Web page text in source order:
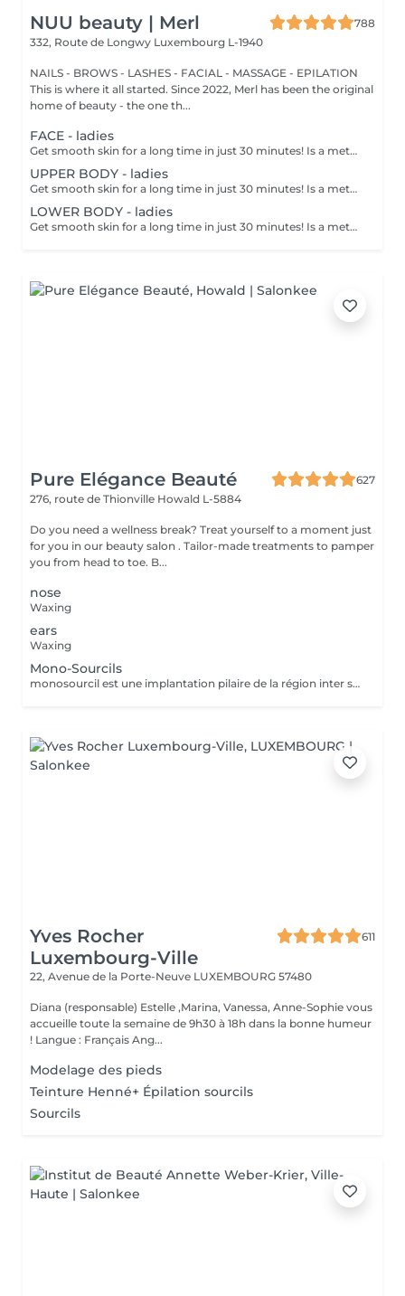
NUU beauty | Merl
788
332, Route de Longwy Luxembourg L-1940
NAILS - BROWS - LASHES - FACIAL - MASSAGE - EPILATION
This is where it all started. Since 2022, Merl has been the original
home of beauty - the one th...
FACE - ladies
Get smooth skin for a long time in just 30 minutes! Is a method of hair removal when your hair is pulled out with warm wax with the hair follicle. How is wax epilation done? - preparation is performed - wax is applied - depilation is performed - wax residue is removed Age restrictions: recommended to do from 14 years. Post procedure recommendations: do not take hot bath, do not visit sauna, do not swim in the pool for 12 hours after the procedure - it can cause irritation. Frequency: once in 4 weeks.
UPPER BODY - ladies
Get smooth skin for a long time in just 30 minutes! Is a method of hair removal when your hair is pulled out with warm wax with the hair follicle. How is wax epilation done? - preparation is performed - wax is applied - depilation is performed - wax residue is removed Age restrictions: recommended to do from 14 years. Post procedure recommendations: do not take hot bath, do not visit sauna, do not swim in the pool for 12 hours after the procedure - it can cause irritation. Frequency: once in 4 weeks.
LOWER BODY - ladies
Get smooth skin for a long time in just 30 minutes! Is a method of hair removal when your hair is pulled out with warm wax with the hair follicle. How is wax epilation done? - preparation is performed - wax is applied - depilation is performed - wax residue is removed Age restrictions: recommended to do from 14 years. Post procedure recommendations: do not take hot bath, do not visit sauna, do not swim in the pool for 12 hours after the procedure - it can cause irritation. Frequency: once in 4 weeks.
Pure Elégance Beauté
627
276, route de Thionville Howald L-5884
Do you need a wellness break? Treat yourself to a moment just
for you in our beauty salon . Tailor-made treatments to pamper
you from head to toe. B...
nose
Waxing
ears
Waxing
Mono-Sourcils
monosourcil est une implantation pilaire de la région inter sourcilière, caractérisée par la confluence des deux sourcils à la base du nez.
Yves Rocher
Luxembourg-Ville
611
22, Avenue de la Porte-Neuve LUXEMBOURG 57480
Diana (responsable) Estelle ,Marina, Vanessa, Anne-Sophie vous
accueille toute la semaine de 9h30 à 18h dans la bonne humeur
! Langue : Français Ang...
Modelage des pieds
Teinture Henné+ Épilation sourcils
Sourcils